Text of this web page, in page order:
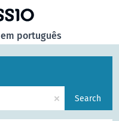
em português
× Search